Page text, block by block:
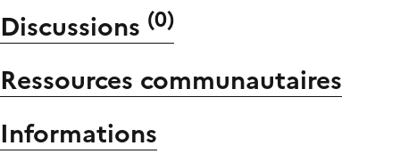
Discussions (0)
Ressources communautaires
Informations